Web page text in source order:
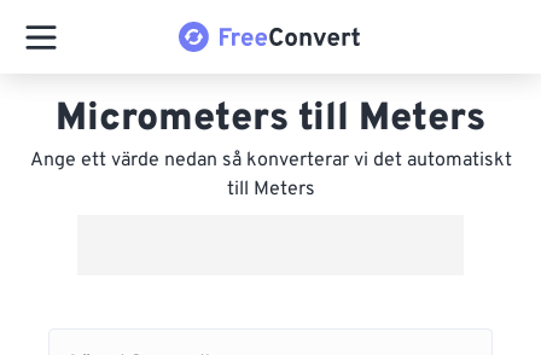
Micrometers till Meters
Ange ett värde nedan så konverterar vi det automatiskt
till Meters